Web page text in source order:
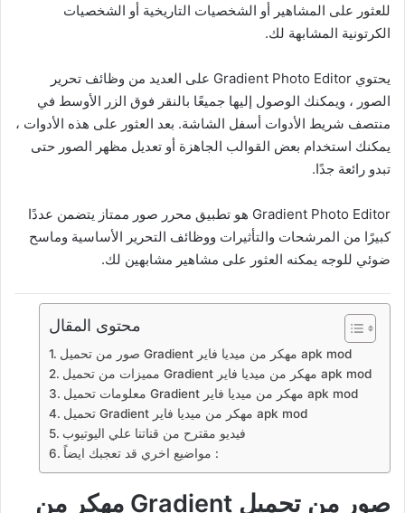
للعثور على المشاهير أو الشخصيات التاريخية أو الشخصيات
الكرتونية المشابهة لك.
يحتوي Gradient Photo Editor على العديد من وظائف تحرير
الصور ، ويمكنك الوصول إليها جميعًا بالنقر فوق الزر الأوسط في
منتصف شريط الأدوات أسفل الشاشة. بعد العثور على هذه الأدوات ،
يمكنك استخدام بعض القوالب الجاهزة أو تعديل مظهر الصور حتى
تبدو رائعة جدًا.
Gradient Photo Editor هو تطبيق محرر صور ممتاز يتضمن عددًا
كبيرًا من المرشحات والتأثيرات ووظائف التحرير الأساسية وماسح
ضوئي للوجه يمكنه العثور على مشاهير مشابهين لك.
محتوى المقال
صور من تحميل Gradient مهكر من ميديا فاير apk mod
مميزات من تحميل Gradient مهكر من ميديا فاير apk mod
معلومات تحميل Gradient مهكر من ميديا فاير apk mod
تحميل Gradient مهكر من ميديا فاير apk mod
فيديو مقترح من قناتنا علي اليوتيوب
مواضيع اخري قد تعجبك ايضاً :
صور من تحميل Gradient مهكر من